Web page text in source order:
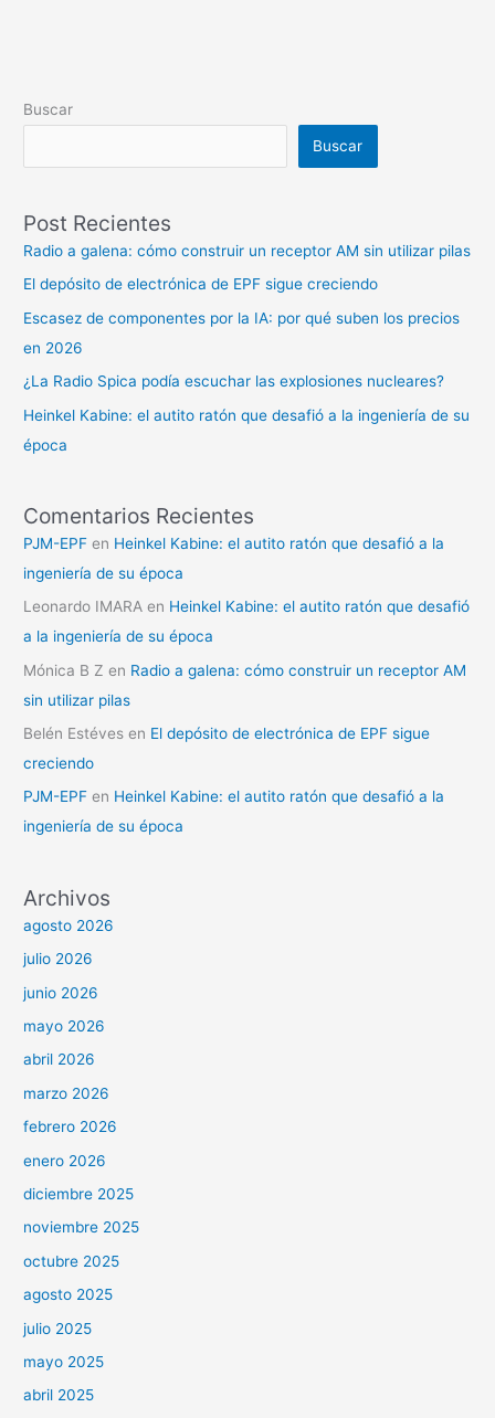
Buscar
Buscar
Post Recientes
Radio a galena: cómo construir un receptor AM sin utilizar pilas
El depósito de electrónica de EPF sigue creciendo
Escasez de componentes por la IA: por qué suben los precios
en 2026
¿La Radio Spica podía escuchar las explosiones nucleares?
Heinkel Kabine: el autito ratón que desafió a la ingeniería de su
época
Comentarios Recientes
PJM-EPF en Heinkel Kabine: el autito ratón que desafió a la
ingeniería de su época
Leonardo IMARA en Heinkel Kabine: el autito ratón que desafió
a la ingeniería de su época
Mónica B Z en Radio a galena: cómo construir un receptor AM
sin utilizar pilas
Belén Estéves en El depósito de electrónica de EPF sigue
creciendo
PJM-EPF en Heinkel Kabine: el autito ratón que desafió a la
ingeniería de su época
Archivos
agosto 2026
julio 2026
junio 2026
mayo 2026
abril 2026
marzo 2026
febrero 2026
enero 2026
diciembre 2025
noviembre 2025
octubre 2025
agosto 2025
julio 2025
mayo 2025
abril 2025